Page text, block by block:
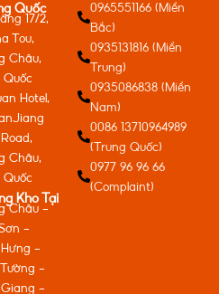
Quốc
17/2,
Tou,
Châu,
Quốc
Hotel,
Châu,
Quốc
Kho Tại
Châu -
-
-
-
-
0965551166 (Miền
Bắc)
0935131816 (Miền
Trung)
0935086838 (Miền
Nam)
0086 13710964989
(Trung Quốc)
0977 96 96 66
(Complaint)